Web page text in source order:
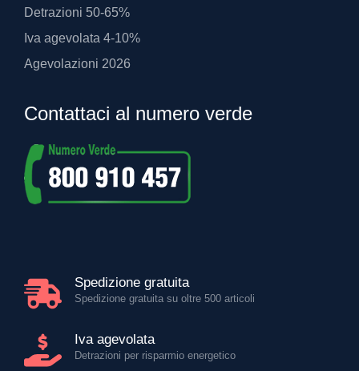
Detrazioni 50-65%
Iva agevolata 4-10%
Agevolazioni 2026
Contattaci al numero verde
Spedizione gratuita
Spedizione gratuita su oltre 500 articoli
Iva agevolata
Detrazioni per risparmio energetico